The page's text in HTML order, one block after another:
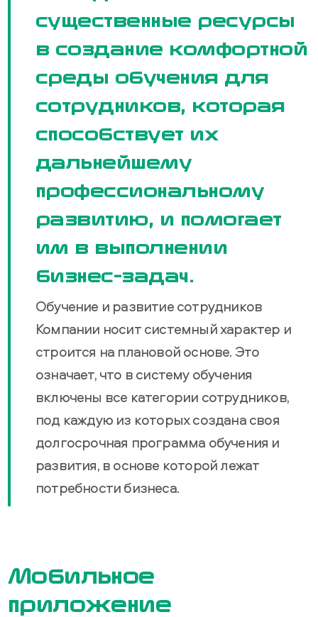
существенные ресурсы
в создание комфортной
среды обучения для
сотрудников, которая
способствует их
дальнейшему
профессиональному
развитию, и помогает
им в выполнении
бизнес-задач.
Обучение и развитие сотрудников
Компании носит системный характер и
строится на плановой основе. Это
означает, что в систему обучения
включены все категории сотрудников,
под каждую из которых создана своя
долгосрочная программа обучения и
развития, в основе которой лежат
потребности бизнеса.
Мобильное
приложение